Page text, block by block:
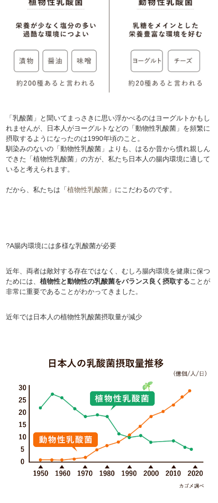
「乳酸菌」と聞いてまっさきに思い浮かべるのはヨーグルトかもし
れませんが、日本人がヨーグルトなどの「動物性乳酸菌」を頻繁に
摂取するようになったのは1990年頃のこと。
馴染みのないの「動物性乳酸菌」よりも、はるか昔から慣れ親しん
できた「植物性乳酸菌」の方が、私たち日本人の腸内環境に適して
いると考えられます。
だから、私たちは「植物性乳酸菌」にこだわるのです。
?A腸内環境には多様な乳酸菌が必要
近年、両者は敵対する存在ではなく、むしろ腸内環境を健康に保つ
ためには、 植物性と動物性の乳酸菌をバランス良く摂取することが
非常に重要であることがわかってきました。
近年では日本人の植物性乳酸菌摂取量が減少